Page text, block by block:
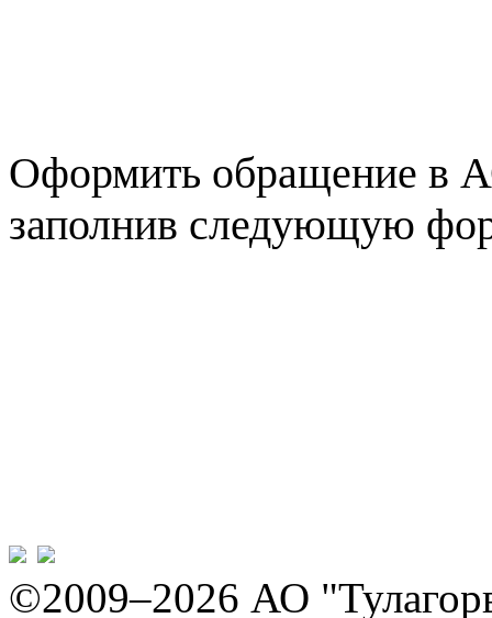
Оформить обращение в
заполнив следующую
©2009–2026 АО